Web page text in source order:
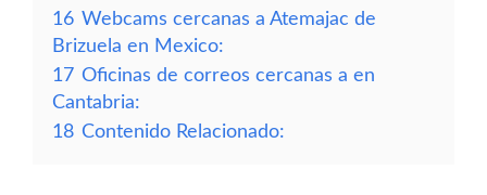
16 Webcams cercanas a Atemajac de
Brizuela en Mexico:
17 Oficinas de correos cercanas a en
Cantabria:
18 Contenido Relacionado: